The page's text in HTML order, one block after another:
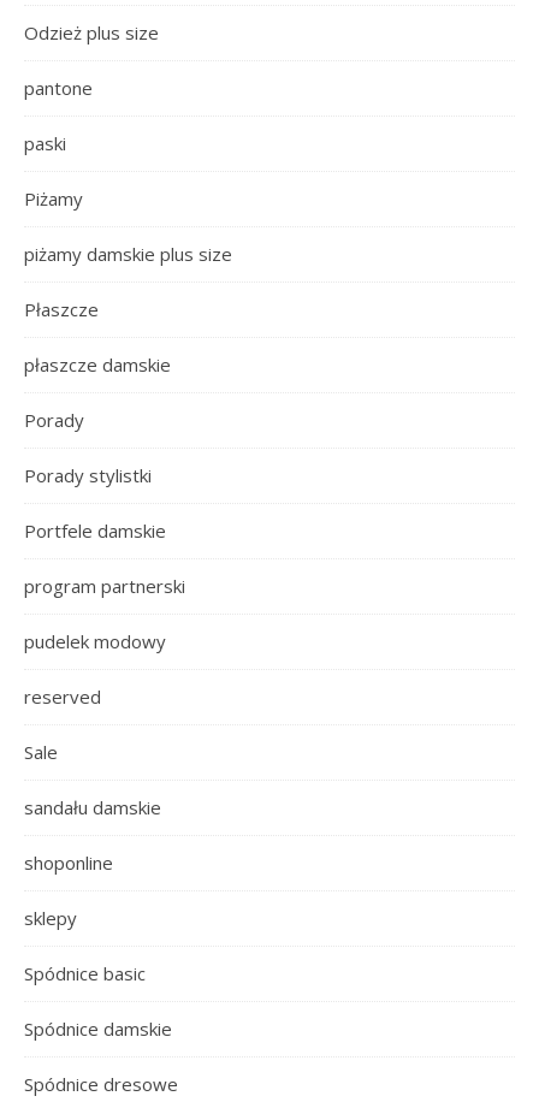
Odzież plus size
pantone
paski
Piżamy
piżamy damskie plus size
Płaszcze
płaszcze damskie
Porady
Porady stylistki
Portfele damskie
program partnerski
pudelek modowy
reserved
Sale
sandału damskie
shoponline
sklepy
Spódnice basic
Spódnice damskie
Spódnice dresowe